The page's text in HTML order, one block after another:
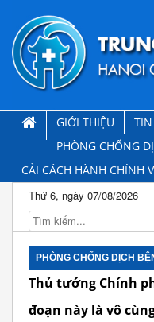
GIỚI THIỆU
PHÒNG CHỐNG
CẢI CÁCH HÀNH CHÍNH
Thứ 6, ngày 07/08/2026
PHÒNG CHỐNG DỊCH
Thủ tướng Chính
đoạn này là vô